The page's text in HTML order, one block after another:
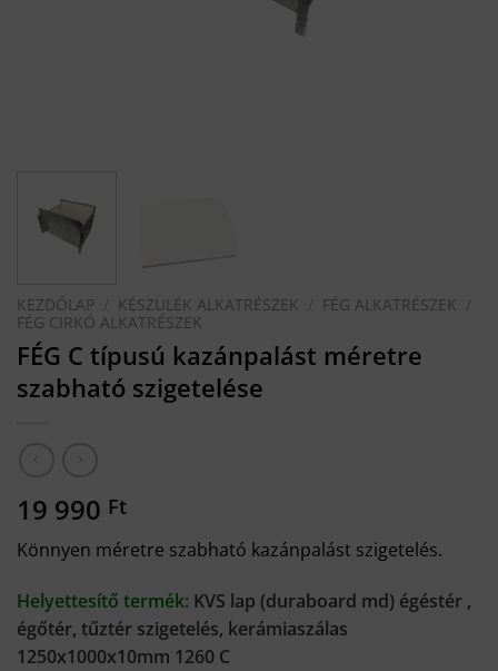
KEZDŐLAP KÉSZÜLÉK ALKATRÉSZEK FÉG ALKATRÉSZEK
FÉG CIRKÓ ALKATRÉSZEK
FÉG C típusú kazánpalást méretre
szabható szigetelése
19 990 Ft
Könnyen méretre szabható kazánpalást szigetelés.
Helyettesítő termék: KVS lap (duraboard md) égéstér ,
égőtér, tűztér szigetelés, kerámiaszálas
1250x1000x10mm 1260 C